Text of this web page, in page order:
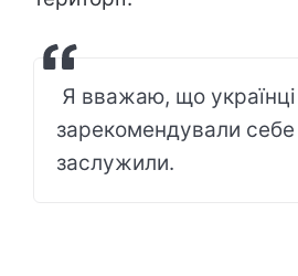
Я вважаю, що
зарекомендували себе
заслужили.